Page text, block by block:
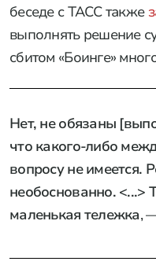
беседе с ТАСС также
выполнять решение
сбитом «Боинге»
Нет, не обязаны
что какого-либо
вопросу не имеется.
необоснованно. <...>
маленькая тележка,